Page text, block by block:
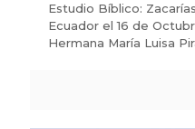
Estudio Bíblico:
Ecuador el 16 de
Hermana María Luisa